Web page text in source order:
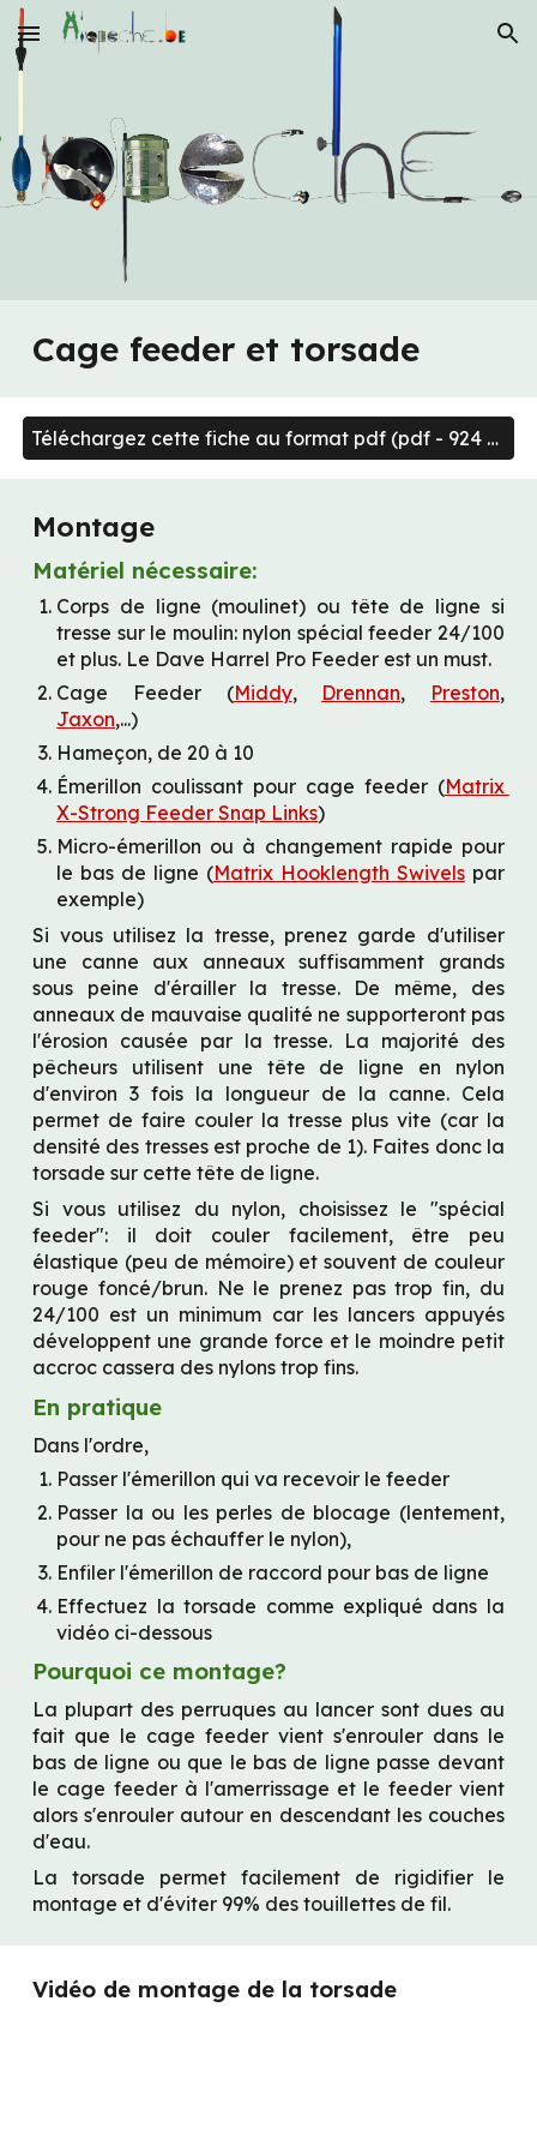
Skip to main content Skip to navigation
Cage feeder et torsade
Téléchargez cette fiche au format pdf (pdf - 924 Ko)
Montage
Matériel nécessaire:
Corps de ligne (moulinet) ou tête de ligne si
tresse sur le moulin: nylon spécial feeder 24/100
et plus. Le Dave Harrel Pro Feeder est un must.
Cage Feeder (Middy, Drennan, Preston ,
Jaxon,...)
Hameçon, de 20 à 10
Émerillon coulissant pour cage feeder (Matrix
X-Strong Feeder Snap Links)
Micro-émerillon ou à changement rapide pour
le bas de ligne (Matrix Hooklength Swivels par
exemple)
Si vous utilisez la tresse, prenez garde d'utiliser
une canne aux anneaux suffisamment grands
sous peine d'érailler la tresse. De même, des
anneaux de mauvaise qualité ne supporteront pas
l'érosion causée par la tresse. La majorité des
pêcheurs utilisent une tête de ligne en nylon
d'environ 3 fois la longueur de la canne. Cela
permet de faire couler la tresse plus vite (car la
densité des tresses est proche de 1). Faites donc la
torsade sur cette tête de ligne.
Si vous utilisez du nylon, choisissez le "spécial
feeder": il doit couler facilement, être peu
élastique (peu de mémoire) et souvent de couleur
rouge foncé/brun. Ne le prenez pas trop fin, du
24/100 est un minimum car les lancers appuyés
développent une grande force et le moindre petit
accroc cassera des nylons trop fins.
En pratique
Dans l'ordre,
Passer l'émerillon qui va recevoir le feeder
Passer la ou les perles de blocage (lentement,
pour ne pas échauffer le nylon),
Enfiler l'émerillon de raccord pour bas de ligne
Effectuez la torsade comme expliqué dans la
vidéo ci-dessous
Pourquoi ce montage?
La plupart des perruques au lancer sont dues au
fait que le cage feeder vient s'enrouler dans le
bas de ligne ou que le bas de ligne passe devant
le cage feeder à l'amerrissage et le feeder vient
alors s'enrouler autour en descendant les couches
d'eau.
La torsade permet facilement de rigidifier le
montage et d'éviter 99% des touillettes de fil.
Vidéo de montage de la torsade